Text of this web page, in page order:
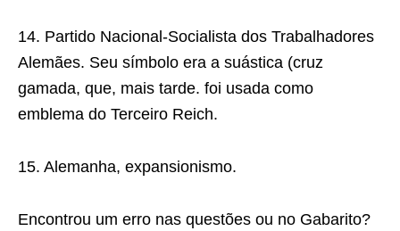
14. Partido Nacional-Socialista dos Trabalhadores
Alemães. Seu símbolo era a suástica (cruz
gamada, que, mais tarde. foi usada como
emblema do Terceiro Reich.
15. Alemanha, expansionismo.
Encontrou um erro nas questões ou no Gabarito?